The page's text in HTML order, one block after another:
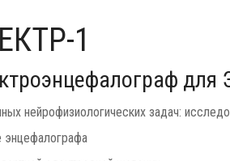
1
для
нейрофизиологических задач:
энцефалографа